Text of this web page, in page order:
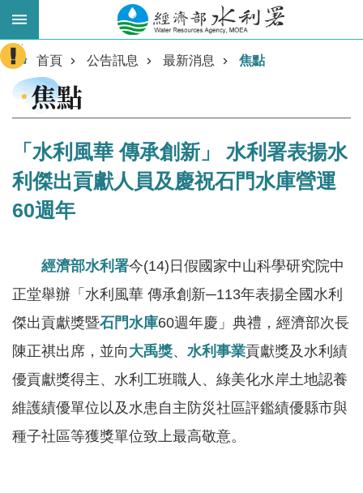
跳到主要內容區塊
進
階
搜
業
務
主
軸
最
新
水
:::
首頁 公告訊息 最新消息 焦點
焦點
「水利風華 傳承創新」 水利署表揚水
利傑出貢獻人員及慶祝石門水庫營運
60週年
經濟部水利署今(14)日假國家中山科學研究院中
正堂舉辦「水利風華 傳承創新─113年表揚全國水利
傑出貢獻獎暨石門水庫60週年慶」典禮，經濟部次長
陳正祺出席，並向 大禹獎、 水利事業貢獻獎及水利績
優貢獻獎得主、水利工班職人、綠美化水岸土地認養
維護績優單位以及水患自主防災社區評鑑績優縣市與
種子社區等獲獎單位致上最高敬意。